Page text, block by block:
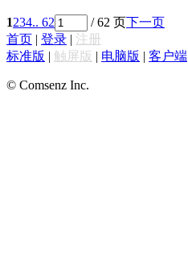
1234.. 62 / 62 页下一页
首页 | 登录 | 注册
标准版 | 触屏版 | 电脑版 | 客户端
© Comsenz Inc.